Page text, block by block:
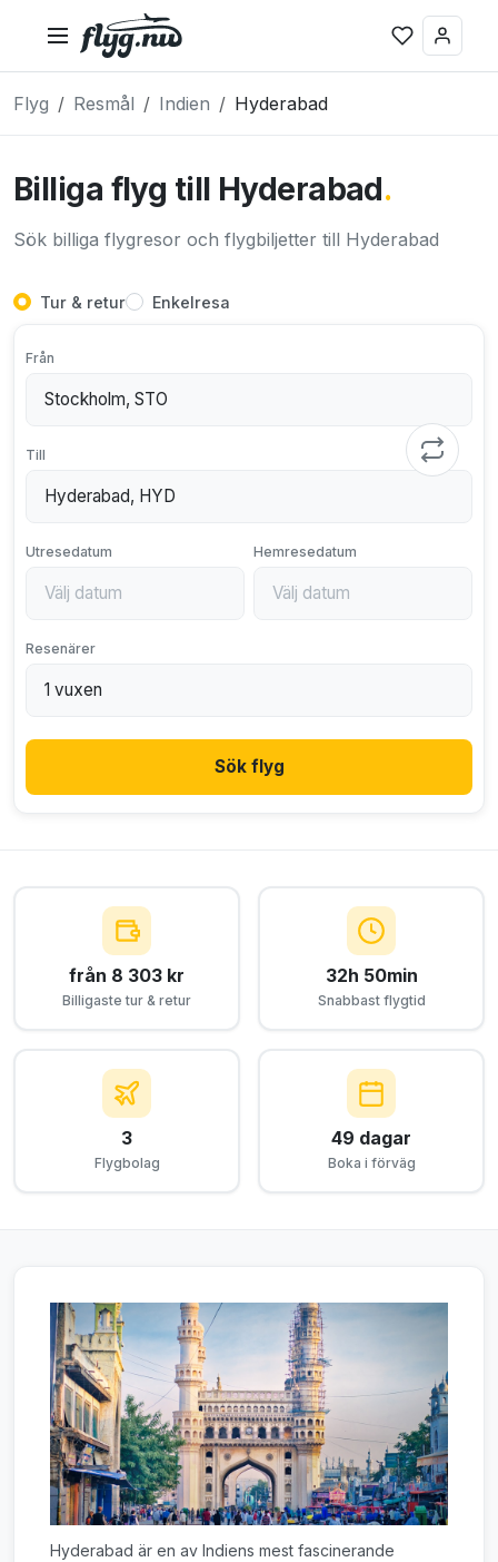
Flyg Resmål Indien Hyderabad
Billiga flyg till Hyderabad.
Sök billiga flygresor och flygbiljetter till Hyderabad
Tur & retur Enkelresa
Från
Till
Utresedatum Hemresedatum
Resenärer
Sök flyg
från 8 303 kr
Billigaste tur & retur
32h 50min
Snabbast flygtid
3
Flygbolag
49 dagar
Boka i förväg
Hyderabad är en av Indiens mest fascinerande